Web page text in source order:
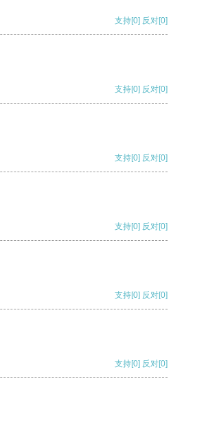
支持[0] 反对[0]
支持[0] 反对[0]
支持[0] 反对[0]
支持[0] 反对[0]
支持[0] 反对[0]
支持[0] 反对[0]